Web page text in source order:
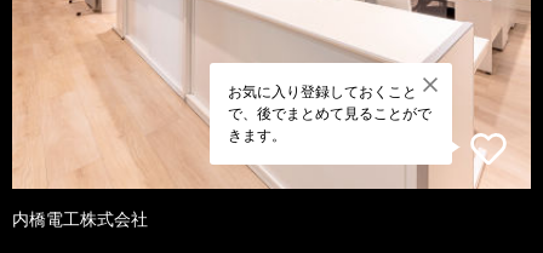
お気に入り登録しておくこと
で、後でまとめて見ることがで
きます。
内橋電工株式会社